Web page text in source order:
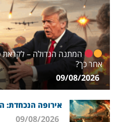
המתנה הגדולה – לקראת
אחר כך?
אירופה הנכחדת: